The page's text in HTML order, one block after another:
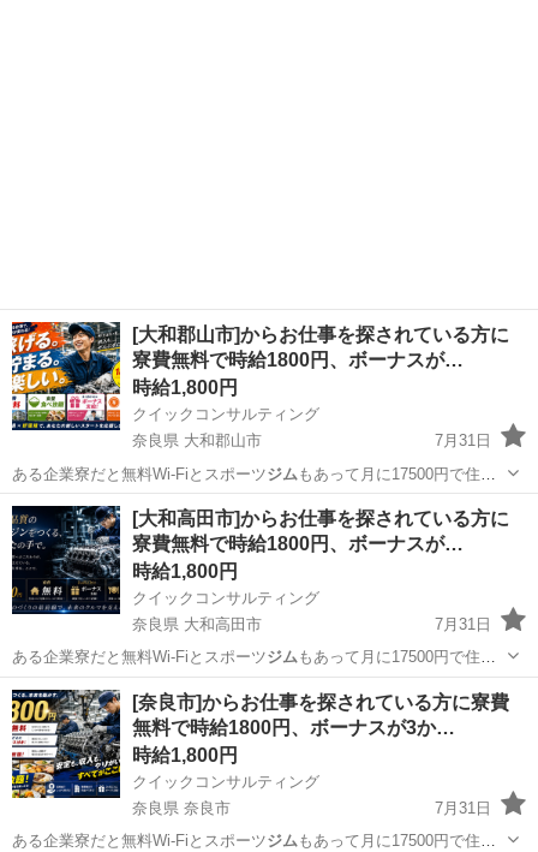
[大和郡山市]からお仕事を探されている方に
寮費無料で時給1800円、ボーナスが…
時給1,800円
クイックコンサルティング
奈良県 大和郡山市
7月31日
ある企業寮だと無料Wi-Fiとスポーツジム もあって月に17500円で住め
ちゃいま…
奈良 大和郡山市 工場 スタッフ
[大和高田市]からお仕事を探されている方に
寮費無料で時給1800円、ボーナスが…
時給1,800円
クイックコンサルティング
奈良県 大和高田市
7月31日
ある企業寮だと無料Wi-Fiとスポーツジムもあって月に17500円で住め
ちゃいま…
奈良 大和高田市 工場 スタッフ
[奈良市]からお仕事を探されている方に寮費
無料で時給1800円、ボーナスが3か…
時給1,800円
クイックコンサルティング
奈良県 奈良市
7月31日
ある企業寮だと無料Wi-Fiとスポーツジムもあって月に17500円で住め